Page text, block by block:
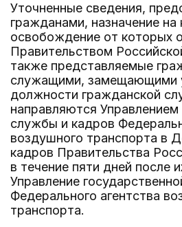
Уточненные сведения,
гражданами, назначение на
освобождение от которых
Правительством
также представляемые
служащими, замещающими
должности гражданской
направляются Управлением
службы и кадров
воздушного транспорта в
кадров Правительства
в течение пяти дней после
Управление
Федерального агентства
транспорта.